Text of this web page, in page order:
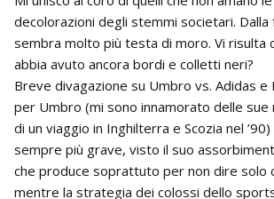
decolorazioni degli stemmi societari.
sembra molto più testa di moro. Vi risulta
abbia avuto ancora bordi e colletti neri?
Breve divagazione su Umbro vs. Adidas e
per Umbro (mi sono innamorato delle sue
di un viaggio in Inghilterra e Scozia nel
sempre più grave, visto il suo
che produce soprattuto per non dire solo
mentre la strategia dei colossi dello